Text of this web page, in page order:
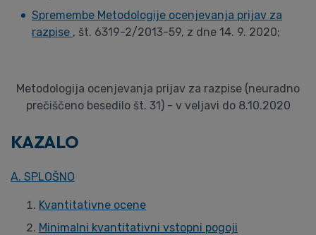
Spremembe Metodologije ocenjevanja prijav za
razpise , št. 6319-2/2013-59, z dne 14. 9. 2020;
Metodologija ocenjevanja prijav za razpise (neuradno
prečiščeno besedilo št. 31) - v veljavi do 8.10.2020
KAZALO
A. SPLOŠNO
Kvantitativne ocene
Minimalni kvantitativni vstopni pogoji